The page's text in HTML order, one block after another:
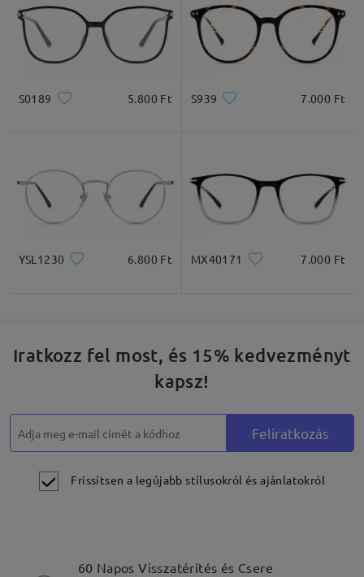
S0189 5.800 Ft S939 7.000 Ft
YSL1230 6.800 Ft MX40171 7.000 Ft
Iratkozz fel most, és 15% kedvezményt
kapsz!
Feliratkozás
Frissítsen a legújabb stílusokról és ajánlatokról
60 Napos Visszatérítés és Csere